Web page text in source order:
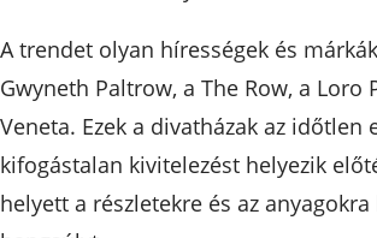
A trendet olyan hírességek és
Gwyneth Paltrow, a The Row, a Loro
Veneta. Ezek a divatházak az időtlen
kifogástalan kivitelezést helyezik
helyett a részletekre és az anyagokra